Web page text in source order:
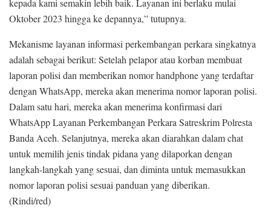
kepada kami semakin lebih baik. Layanan ini berlaku mulai
Oktober 2023 hingga ke depannya,” tutupnya.
Mekanisme layanan informasi perkembangan perkara singkatnya
adalah sebagai berikut: Setelah pelapor atau korban membuat
laporan polisi dan memberikan nomor handphone yang terdaftar
dengan WhatsApp, mereka akan menerima nomor laporan polisi.
Dalam satu hari, mereka akan menerima konfirmasi dari
WhatsApp Layanan Perkembangan Perkara Satreskrim Polresta
Banda Aceh. Selanjutnya, mereka akan diarahkan dalam chat
untuk memilih jenis tindak pidana yang dilaporkan dengan
langkah-langkah yang sesuai, dan diminta untuk memasukkan
nomor laporan polisi sesuai panduan yang diberikan.
(Rindi/red)